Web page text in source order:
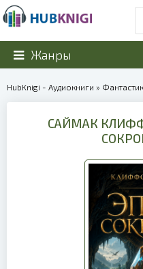
Жанры
HubKnigi - Аудиокниги »
САЙМАК